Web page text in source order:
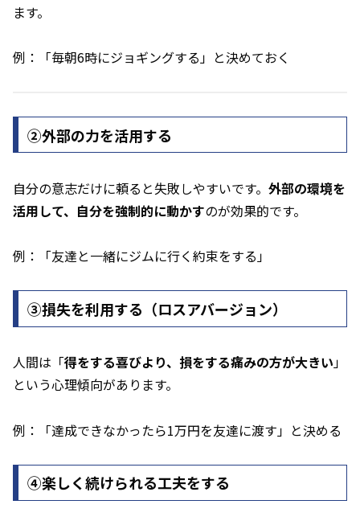
ます。
例：「毎朝6時にジョギングする」と決めておく
②外部の力を活用する
自分の意志だけに頼ると失敗しやすいです。 外部の環境を
活用して、自分を強制的に動かすのが効果的です。
例：「友達と一緒にジムに行く約束をする」
➂損失を利用する（ロスアバージョン）
人間は「得をする喜びより、損をする痛みの方が大きい」
という心理傾向があります。
例：「達成できなかったら1万円を友達に渡す」と決める
④楽しく続けられる工夫をする